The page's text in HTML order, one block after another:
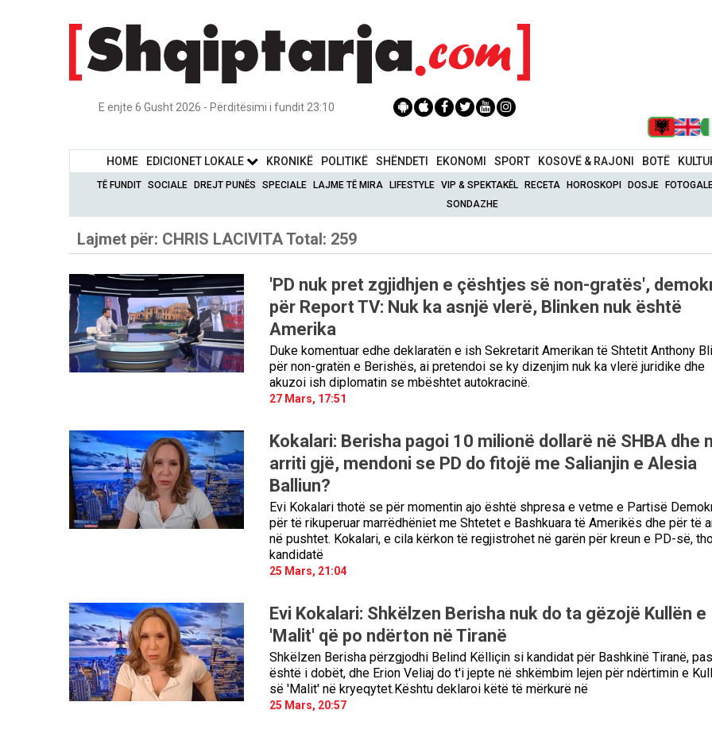
E enjte 6 Gusht 2026 - Përditësimi i fundit 23:10
HOME EDICIONET LOKALE KRONIKË POLITIKË SHËNDETI EKONOMI SPORT KOSOVË & RAJONI BOTË
TË FUNDIT SOCIALE DREJT PUNËS SPECIALE LAJME TË MIRA LIFESTYLE VIP & SPEKTAKËL RECETA HOROSKOPI DOSJE
SONDAZHE
Lajmet për: CHRIS LACIVITATotal: 259
'PD nuk pret zgjidhjen e çështjes së non-gratës',
për Report TV: Nuk ka asnjë vlerë, Blinken nuk është
Amerika
Duke komentuar edhe deklaratën e ish Sekretarit Amerikan të Shtetit Anthony
për non-gratën e Berishës, ai pretendoi se ky dizenjim nuk ka vlerë juridike dhe
akuzoi ish diplomatin se mbështet autokracinë.
27 Mars, 17:51
Kokalari: Berisha pagoi 10 milionë dollarë në SHBA dhe
arriti gjë, mendoni se PD do fitojë me Salianjin e Alesia
Balliun?
Evi Kokalari thotë se për momentin ajo është shpresa e vetme e Partisë
për të rikuperuar marrëdhëniet me Shtetet e Bashkuara të Amerikës dhe për të
në pushtet. Kokalari, e cila kërkon të regjistrohet në garën për kreun e PD-së,
kandidatë
25 Mars, 21:04
Evi Kokalari: Shkëlzen Berisha nuk do ta gëzojë Kullën e
'Malit' që po ndërton në Tiranë
Shkëlzen Berisha përzgjodhi Belind Këlliçin si kandidat për Bashkinë Tiranë,
është i dobët, dhe Erion Veliaj do t'i jepte në shkëmbim lejen për ndërtimin e
së 'Malit' në kryeqytet.Kështu deklaroi këtë të mërkurë në
25 Mars, 20:57